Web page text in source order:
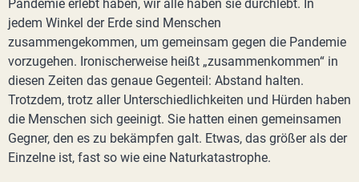
Pandemie erlebt haben, wir alle haben sie durchlebt. In
jedem Winkel der Erde sind Menschen
zusammengekommen, um gemeinsam gegen die Pandemie
vorzugehen. Ironischerweise heißt „zusammenkommen“ in
diesen Zeiten das genaue Gegenteil: Abstand halten.
Trotzdem, trotz aller Unterschiedlichkeiten und Hürden haben
die Menschen sich geeinigt. Sie hatten einen gemeinsamen
Gegner, den es zu bekämpfen galt. Etwas, das größer als der
Einzelne ist, fast so wie eine Naturkatastrophe.